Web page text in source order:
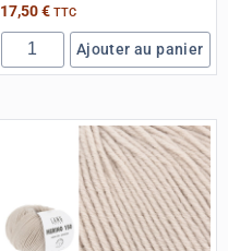
17,50€ TTC
Ajouter au panier